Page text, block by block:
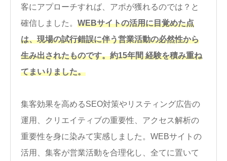
客にアプローチすれば、アポが獲れるのでは？と
確信しました。 WEBサイトの活用に目覚めた点
は、現場の試行錯誤に伴う営業活動の必然性から
生み出されたものです。約15年間 経験を積み重ね
てまいりました。
集客効果を高めるSEO対策やリスティング広告の
運用、クリエイティブの重要性、アクセス解析の
重要性を身に染みて実感しました。WEBサイトの
活用、集客が営業活動を合理化し、全てに置いて